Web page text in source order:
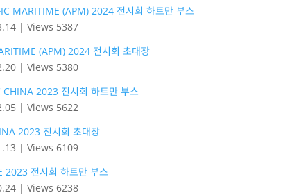
MARITIME (APM) 2024 전시회 하트만 부스
| Views 5387
(APM) 2024 전시회 초대장
| Views 5380
2023 전시회 하트만 부스
| Views 5622
2023 전시회 초대장
| Views 6109
2023 전시회 하트만 부스
| Views 6238